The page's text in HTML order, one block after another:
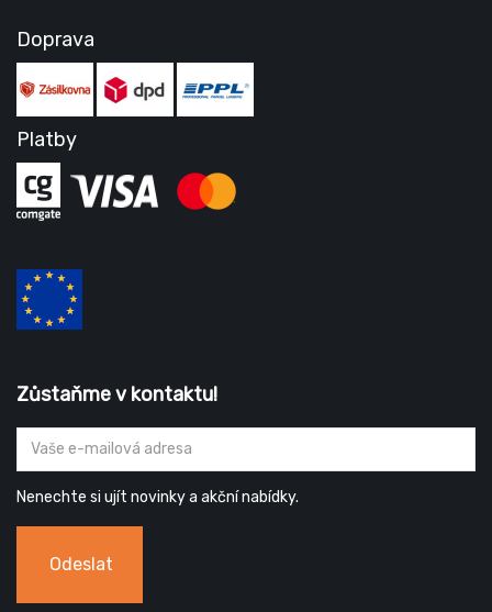
Doprava
Platby
Zůstaňme v kontaktu!
Nenechte si ujít novinky a akční nabídky.
Odeslat